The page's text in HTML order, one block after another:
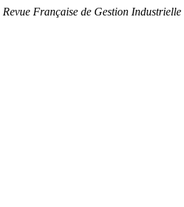
Revue Française de Gestion Industrielle